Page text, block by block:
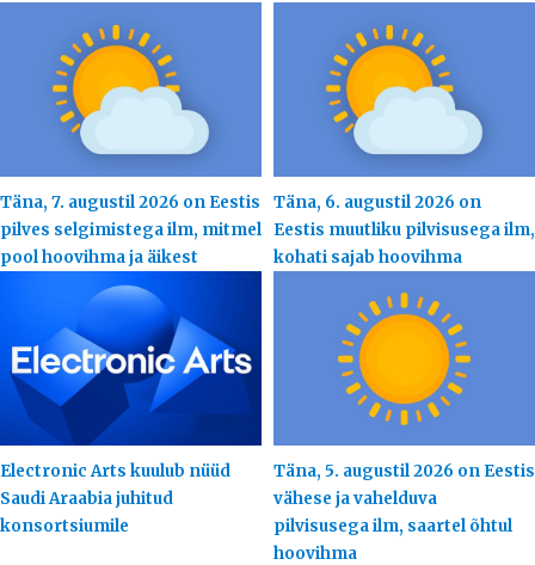
Täna, 7. augustil 2026 on Eestis
pilves selgimistega ilm, mitmel
pool hoovihma ja äikest
Täna, 6. augustil 2026 on
Eestis muutliku pilvisusega ilm,
kohati sajab hoovihma
Electronic Arts kuulub nüüd
Saudi Araabia juhitud
konsortsiumile
Täna, 5. augustil 2026 on Eestis
vähese ja vahelduva
pilvisusega ilm, saartel õhtul
hoovihma